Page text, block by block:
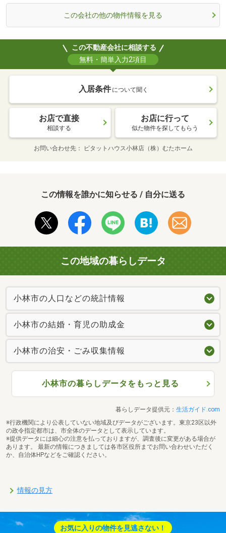
この会社の他の物件情報を見る
この不動産会社に相談する
無料・簡単入力2項目
入居条件 について聞く
お店で直接
相談する
お店に行って
似た物件を探してもらう
お問い合わせ先 ピタットハウス小林店（株）むたホーム
この情報を誰かに知らせる / 自分に送る
この地域の暮らしデータ
小林市の人口などの統計情報
小林市の結婚・育児の助成金
小林市の治安・ごみ収集情報
小林市の暮らしデータをもっと見る
暮らしデータ提供元： 生活ガイド.com
※行政機関により公表していない地域及びデータがございます。東京23区以外
の政令指定都市は、市全体のデータとして表示しています。
※提供データには細心の注意を払っておりますが、調査後に変更がある場合が
あります。 最新の情報につきましては各市区役所までお問い合わせいただく
か、自治体HPなどをご確認ください。
情報の見方
お気に入りの物件を見逃さない！